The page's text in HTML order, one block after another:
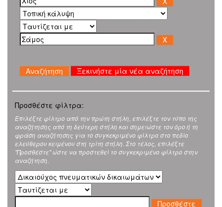
Ξεκινήστε μία νέα αναζήτηση
Προσθέστε φίλτρα:
Επιλέξτε φίλτρο από την πρώτη στήλη, επιλέξτε τον τύπο της
αναζήτησης από τη δεύτερη στήλη και σημειώστε τον όρο ή τη
φράση αναζήτησης για το συγκεκριμένο φίλτρο στο πεδίο
ελεύθερου κειμένου στη τρίτη στήλη. Στο τέλος, επιλέξτε
"Προσθέστε" ώστε να προστεθεί το συγκεκριμένο φίλτρο στην
αναζήτηση.